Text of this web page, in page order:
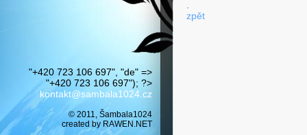
zpět
"+420 723 106 697", "de" =>
"+420 723 106 697"); ?>
kontakt@sambala1024.cz
© 2011, Šambala1024
created by RAWEN.NET